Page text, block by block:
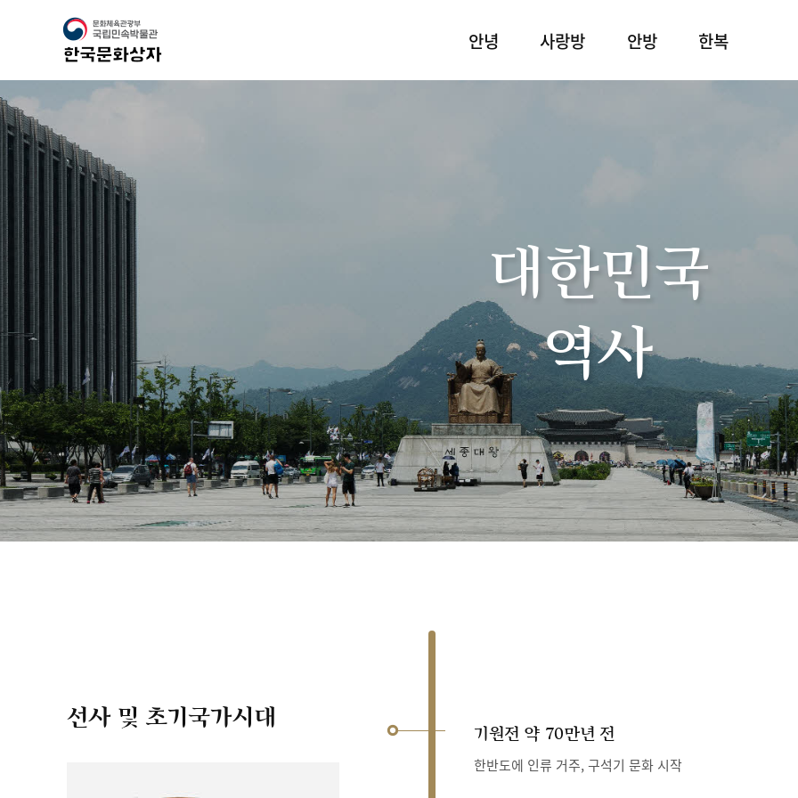
안녕 사랑방 안방 한복
대한민국
역사
선사 및 초기국가시대
기원전 약 70만년 전
한반도에 인류 거주, 구석기 문화 시작